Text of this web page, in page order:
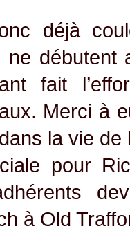
déjà
ne débutent
fait
Merci à
la vie de
pour
à Old